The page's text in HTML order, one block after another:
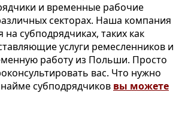
и временные рабочие
секторах. Наша компания
на субподрядчиках, таких как
услуги ремесленников и
работу из Польши. Просто
вас. Что нужно
субподрядчиков вы можете